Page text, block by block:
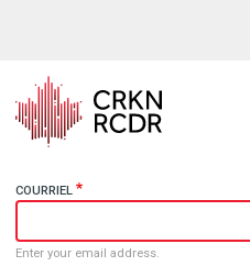
principal
COURRIEL
Enter your email address.